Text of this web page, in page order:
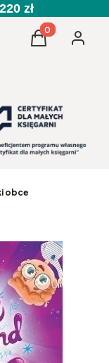
zł
Produkty w
Koszyk
obce